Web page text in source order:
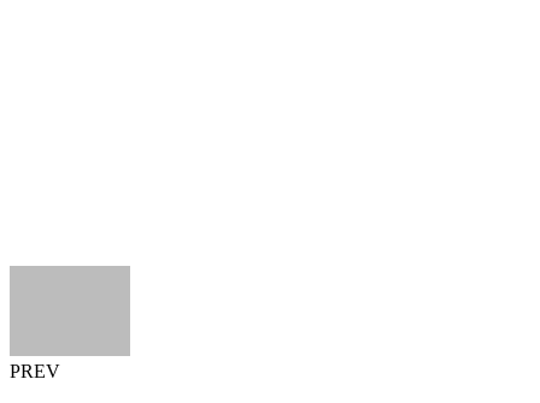
PREV